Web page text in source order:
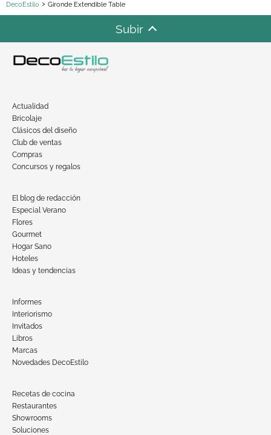
DecoEstilo Gironde Extendible Table
Subir
Actualidad
Bricolaje
Clásicos del diseño
Club de ventas
Compras
Concursos y regalos
El blog de redacción
Especial Verano
Flores
Gourmet
Hogar Sano
Hoteles
Ideas y tendencias
Informes
Interiorismo
Invitados
Libros
Marcas
Novedades DecoEstilo
Recetas de cocina
Restaurantes
Showrooms
Soluciones